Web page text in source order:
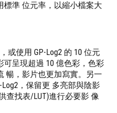
標準 位元率，以縮小檔案大
或使用 GP-Log2 的 10 位元
可呈現超過 10 億色彩，色彩
暢，影片也更加寫實。另一
，保留更 多亮部與陰影
查找表/LUT)進行必要影 像